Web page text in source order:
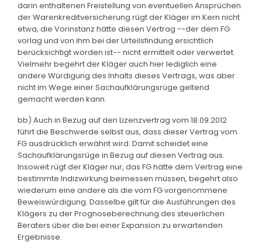
darin enthaltenen Freistellung von eventuellen Ansprüchen
der Warenkreditversicherung rügt der Kläger im Kern nicht
etwa, die Vorinstanz hätte diesen Vertrag --der dem FG
vorlag und von ihm bei der Urteilsfindung ersichtlich
berücksichtigt worden ist-- nicht ermittelt oder verwertet.
Vielmehr begehrt der Kläger auch hier lediglich eine
andere Würdigung des Inhalts dieses Vertrags, was aber
nicht im Wege einer Sachaufklärungsrüge geltend
gemacht werden kann.
bb) Auch in Bezug auf den Lizenzvertrag vom 18.09.2012
führt die Beschwerde selbst aus, dass dieser Vertrag vom
FG ausdrücklich erwähnt wird. Damit scheidet eine
Sachaufklärungsrüge in Bezug auf diesen Vertrag aus.
Insoweit rügt der Kläger nur, das FG hätte dem Vertrag eine
bestimmte Indizwirkung beimessen müssen, begehrt also
wiederum eine andere als die vom FG vorgenommene
Beweiswürdigung. Dasselbe gilt für die Ausführungen des
Klägers zu der Prognoseberechnung des steuerlichen
Beraters über die bei einer Expansion zu erwartenden
Ergebnisse.